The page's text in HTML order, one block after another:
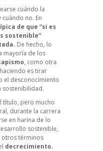
cuándo la
no. En
de que “si es
sostenible”
De hecho, lo
mayoría de los
, como otra
es tirar
el desconocimiento
sostenibilidad.
título, pero mucho
durante la carrera
en harina de lo
sostenible,
otros términos
decrecimiento.